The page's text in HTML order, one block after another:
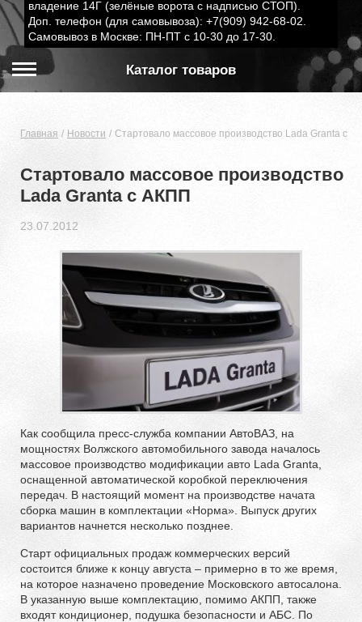
владение 14Г (зелёные ворота с надписью СТОП).
Доп. телефон (для самовывоза): +7(909) 942-68-02.
Самовывоз в Москве: ПН-ПТ с 10-30 до 17-30.
Каталог товаров
Главная Новости Стартовало массовое производство Lada Granta с
Стартовало массовое производство
Lada Granta с АКПП
23.07.2012
Как сообщила пресс-служба компании АвтоВАЗ, на
мощностях Волжского автомобильного завода началось
массовое производство модификации авто Lada Granta,
оснащенной автоматической коробкой переключения
передач. В настоящий момент на производстве начата
сборка машин в комплектации «Норма». Выпуск других
вариантов начнется несколько позднее.
Старт официальных продаж коммерческих версий
состоится ближе к концу августа – примерно в то же время,
на которое назначено проведение Московского автосалона.
В указанную выше комплектацию, помимо АКПП, также
входят кондиционер, подушка безопасности и АБС. По